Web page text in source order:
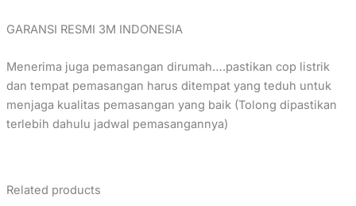
GARANSI RESMI 3M INDONESIA
Menerima juga pemasangan dirumah….pastikan cop listrik
dan tempat pemasangan harus ditempat yang teduh untuk
menjaga kualitas pemasangan yang baik (Tolong dipastikan
terlebih dahulu jadwal pemasangannya)
Related products